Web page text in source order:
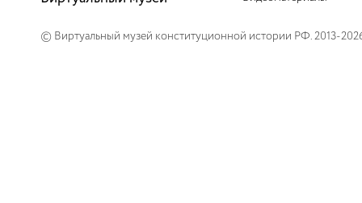
2010
© Виртуальный музей конституционной истории РФ. 2013-